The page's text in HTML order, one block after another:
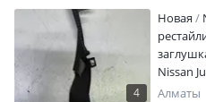
4
Новая
Nissan
Алматы